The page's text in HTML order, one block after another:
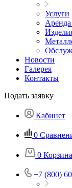
Услуги
Аренда
Новости
Галерея
Контакты
Подать заявку
Кабинет
0
0 Корзина
+7 (800)